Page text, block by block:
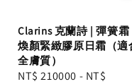
Clarins 克蘭詩 | 彈簧霜
煥顏緊緻膠原日霜（適
全膚質）
Regular
NT$ 210000 - NT$